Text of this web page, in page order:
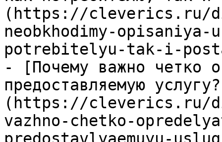
(https://cleverics.ru/
neobkhodimy-
potrebitelyu-tak-i-
- [Почему важно четко
предоставляемую
(https://cleverics.ru/
vazhno-chetko-